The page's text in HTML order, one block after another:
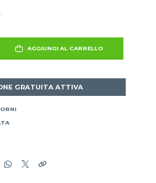
AGGIUNGI AL CARRELLO
GRATUITA ATTIVA